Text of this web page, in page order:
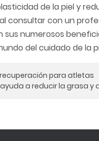
de la piel y
consultar con un
numerosos
del cuidado de la
para atletas
a reducir la grasa y